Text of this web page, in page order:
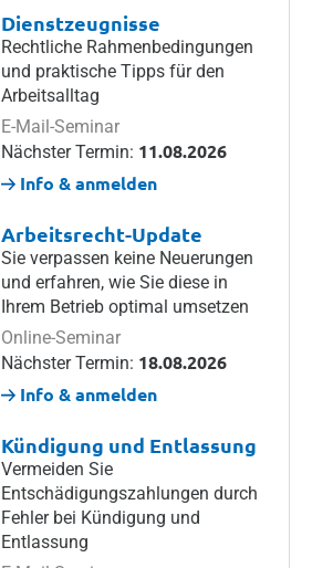
Dienstzeugnisse
Rechtliche Rahmenbedingungen
und praktische Tipps für den
Arbeitsalltag
E-Mail-Seminar
Nächster Termin: 11.08.2026
Info & anmelden
Arbeitsrecht-Update
Sie verpassen keine Neuerungen
und erfahren, wie Sie diese in
Ihrem Betrieb optimal umsetzen
Online-Seminar
Nächster Termin: 18.08.2026
Info & anmelden
Kündigung und Entlassung
Vermeiden Sie
Entschädigungszahlungen durch
Fehler bei Kündigung und
Entlassung